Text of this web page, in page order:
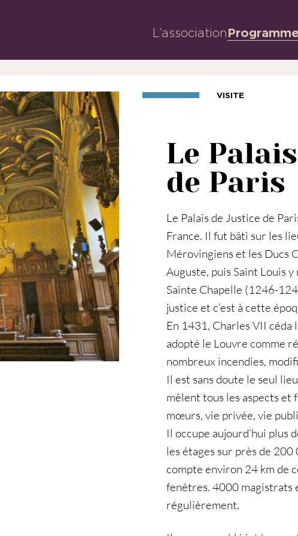
L’association
VISITE
Le
de Paris
Le Palais de Justice de
France. Il fut bâti sur les
Mérovingiens et les Ducs
Auguste, puis Saint Louis
Sainte Chapelle (1246-
justice et c’est à cette
En 1431, Charles VII céda
adopté le Louvre comme
nombreux incendies,
Il est sans doute le seul
mêlent tous les aspects et
mœurs, vie privée, vie
Il occupe aujourd’hui plus
les étages sur près de
compte environ 24 km de
fenêtres. 4000 magistrats
régulièrement.